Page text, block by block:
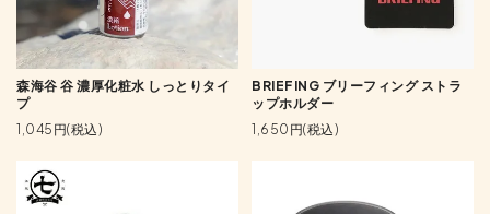
森海谷 谷 濃厚化粧水 しっとりタイ
プ
1,045円(税込)
BRIEFING ブリーフィング ストラ
ップホルダー
1,650円(税込)